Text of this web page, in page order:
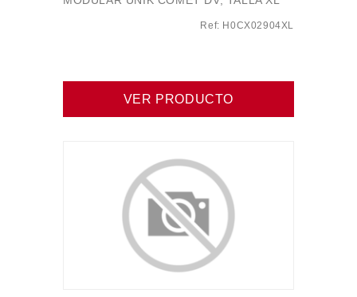
Ref: H0CX02904XL
VER PRODUCTO